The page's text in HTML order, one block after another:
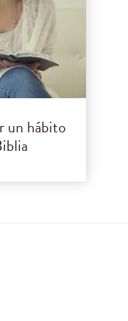
un hábito